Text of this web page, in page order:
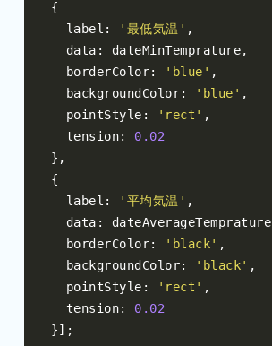
{
  label
: '最低気温' ,
  data
: dateMinTemprature,
  borderColor
: 'blue' ,
  backgroundColor
: 'blue' ,
  pointStyle
: 'rect' ,
  tension
:
0.02
},
{
  label
: '平均気温' ,
  data
: dateAverageTemprature
  borderColor
: 'black' ,
  backgroundColor
: 'black' ,
  pointStyle
: 'rect' ,
  tension
:
0.02
}];